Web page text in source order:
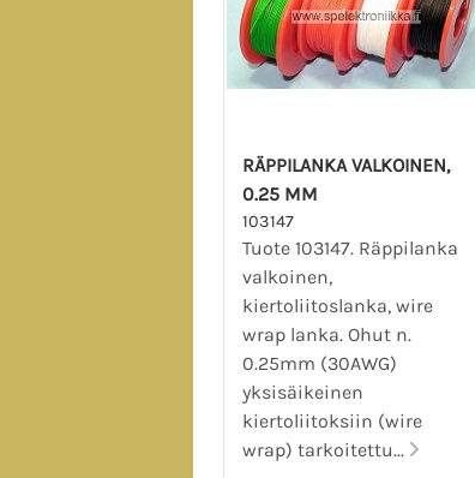
RÄPPILANKA VALKOINEN,
0.25 MM
103147
Tuote 103147. Räppilanka
valkoinen,
kiertoliitoslanka, wire
wrap lanka. Ohut n.
0.25mm (30AWG)
yksisäikeinen
kiertoliitoksiin (wire
wrap) tarkoitettu...